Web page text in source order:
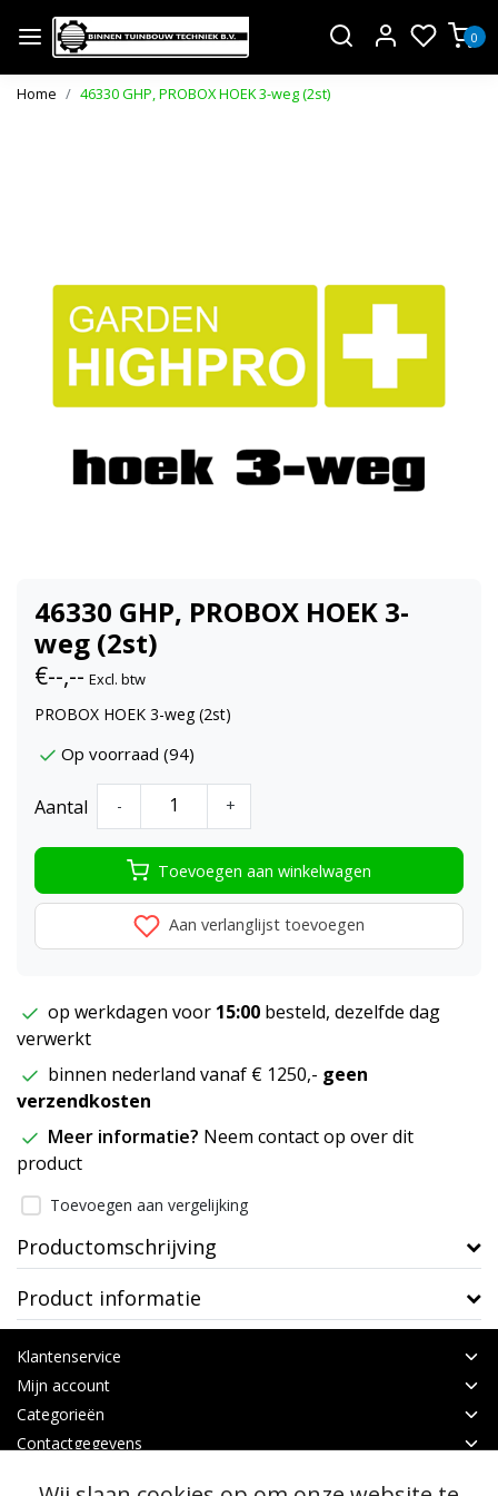
0
Home 46330 GHP, PROBOX HOEK 3-weg (2st)
46330 GHP, PROBOX HOEK 3-
weg (2st)
€--,-- Excl. btw
PROBOX HOEK 3-weg (2st)
Op voorraad (94)
Aantal - +
Toevoegen aan winkelwagen
Aan verlanglijst toevoegen
op werkdagen voor 15:00 besteld, dezelfde dag
verwerkt
binnen nederland vanaf € 1250,- geen
verzendkosten
Meer informatie? Neem contact op over dit
product
Toevoegen aan vergelijking
Productomschrijving
Product informatie
Klantenservice
Mijn account
Categorieën
Contactgegevens